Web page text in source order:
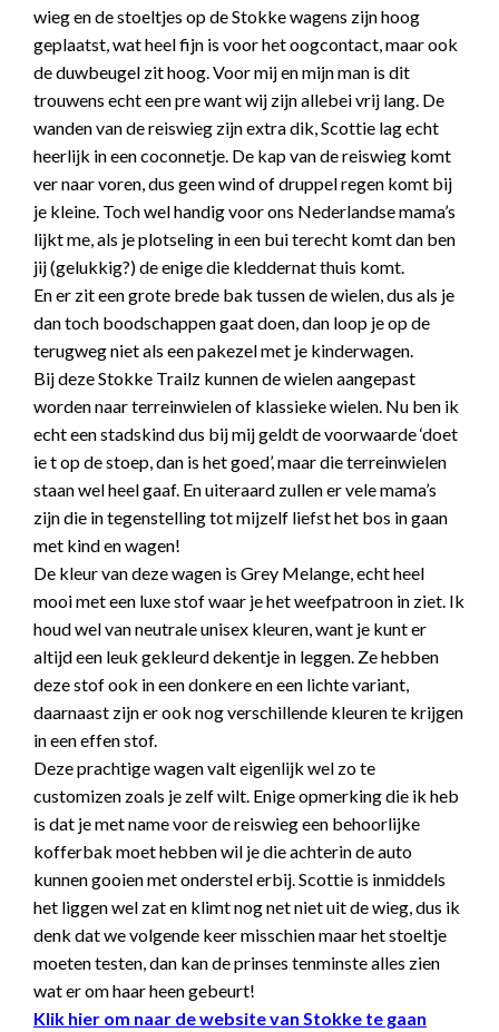
wieg en de stoeltjes op deStokkewagens zijn hoog
geplaatst, wat heel fijn is voor het oogcontact, maar ook
de duwbeugel zit hoog. Voor mij en mijn man is dit
trouwens echt een pre want wij zijn allebei vrij lang. De
wanden van de reiswieg zijn extra dik, Scottie lag echt
heerlijk in een coconnetje. De kap van de reiswieg komt
ver naar voren, dus geen wind of druppel regen komt bij
je kleine. Toch wel handig voor ons Nederlandse mama’s
lijkt me, als je plotseling in een bui terecht komt dan ben
jij (gelukkig?) de enige die kleddernat thuis komt.
En er zit een grote brede bak tussen de wielen, dus als je
dan toch boodschappen gaat doen, dan loop je op de
terugweg niet als een pakezel met je kinderwagen.
Bij dezeStokke Trailz kunnen de wielen aangepast
worden naar terreinwielen of klassieke wielen. Nu ben ik
echt een stadskind dus bij mij geldt de voorwaarde ‘doet
ie t op de stoep, dan is het goed’, maar die terreinwielen
staan wel heel gaaf. En uiteraard zullen er vele mama’s
zijn die in tegenstelling tot mijzelf liefst het bos in gaan
met kind en wagen!
De kleur van deze wagen is Grey Melange, echt heel
mooi met een luxe stof waar je het weefpatroon in ziet. Ik
houd wel van neutrale unisex kleuren, want je kunt er
altijd een leuk gekleurd dekentje in leggen. Ze hebben
deze stof ook in een donkere en een lichte variant,
daarnaast zijn er ook nog verschillende kleuren te krijgen
in een effen stof.
Deze prachtige wagen valt eigenlijk wel zo te
customizen zoals je zelf wilt. Enige opmerking die ik heb
is dat je met name voor de reiswieg een behoorlijke
kofferbak moet hebben wil je die achterin de auto
kunnen gooien met onderstel erbij. Scottie is inmiddels
het liggen wel zat en klimt nog net niet uit de wieg, dus ik
denk dat we volgende keer misschien maar het stoeltje
moeten testen, dan kan de prinses tenminste alles zien
wat er om haar heen gebeurt!
Klik hier om naar de website van Stokke te gaan